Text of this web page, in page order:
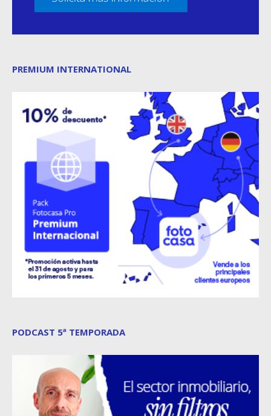
PREMIUM INTERNATIONAL
PODCAST 5ª TEMPORADA